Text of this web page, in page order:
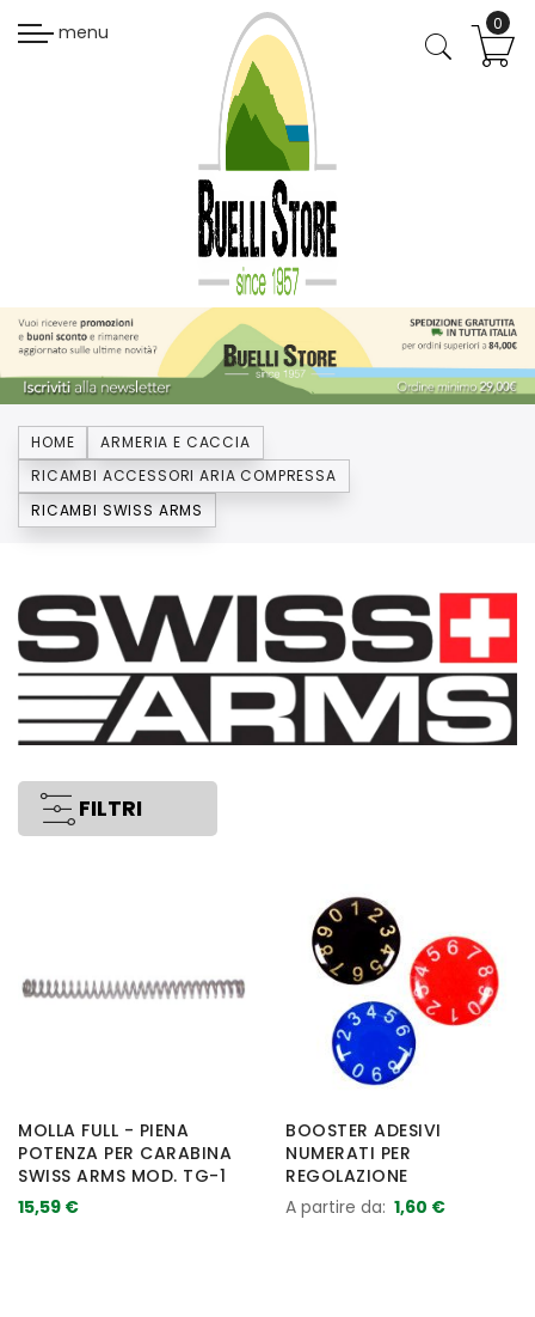
menu
HOME
ARMERIA E CACCIA
RICAMBI ACCESSORI ARIA COMPRESSA
RICAMBI SWISS ARMS
FILTRI
MOLLA FULL - PIENA
POTENZA PER CARABINA
SWISS ARMS MOD. TG-1
15,59 €
BOOSTER ADESIVI
NUMERATI PER
REGOLAZIONE
A partire da 1,60 €